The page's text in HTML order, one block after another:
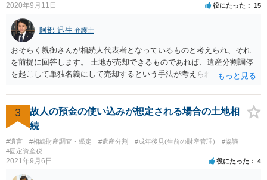
2020年9月11日 役にたった 15
阿部 迅生 弁護士
おそらく親御さんが相続人代表者となっているものと考えられ、それ
を前提に回答します。 土地が売却できるものであれば、遺産分割調停
を起こして単独名義にして売却するという手法が考えられます。 相続
ではないです。問題は売却できる土地かどうかとどの程度で売却でき
るかになります。 売却できない又は売却できたとしてもわずかな金額
であるとなれば、共有持ち分の放棄ができるかの検討になりますが、
放棄できたとしても時間と費用はかかるので、固定資産税の金額と比
較して費用対効果があるかどうかという検討になります。
3
故人の預金の使い込みが想定される場合の土地相
続
#遺言 #相続財産調査・鑑定 #遺産分割 #成年後見(生前の財産管理)
#協議
#固定資産税
2021年9月6日 役にたった 4